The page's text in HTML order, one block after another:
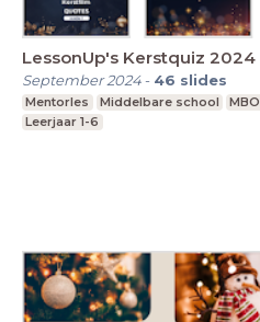
LessonUp's Kerstquiz 2024
September 2024- 46 slides
Mentorles Middelbare school MBO
Leerjaar 1-6